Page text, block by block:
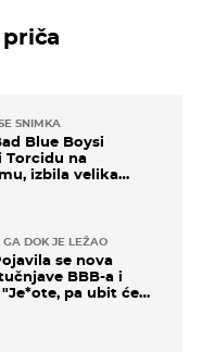
SNIMKA
Blue Boysi
Torcidu na
izbila velika
GA DOK JE LEŽAO
se nova
BBB-a i
pa ubit će